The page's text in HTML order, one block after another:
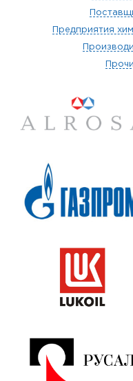
Предприятия